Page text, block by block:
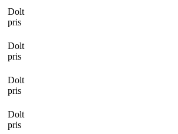
Dolt
pris
Dolt
pris
Dolt
pris
Dolt
pris